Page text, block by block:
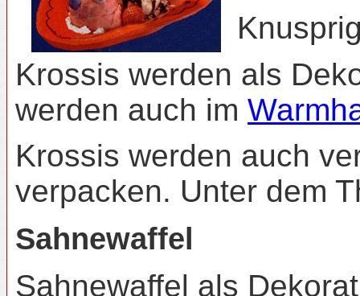
Krossis werden als
werden auch im
Krossis werden auch
verpacken. Unter dem
Sahnewaffel
Sahnewaffel als